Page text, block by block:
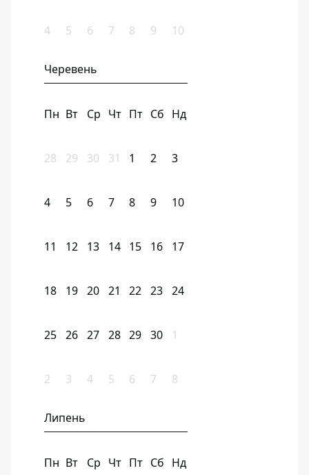
4 5 6 7 8 9 10
Черевень
Пн Вт Ср Чт Пт Сб Нд
28 29 30 31 1 2 3
4 5 6 7 8 9 10
11 12 13 14 15 16 17
18 19 20 21 22 23 24
25 26 27 28 29 30 1
2 3 4 5 6 7 8
Липень
Пн Вт Ср Чт Пт Сб Нд